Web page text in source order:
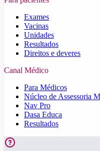
Exames
Vacinas
Unidades
Resultados
Direitos e deveres
Canal Médico
Para Médicos
Núcleo de Assessoria
Nav Pro
Dasa Educa
Resultados